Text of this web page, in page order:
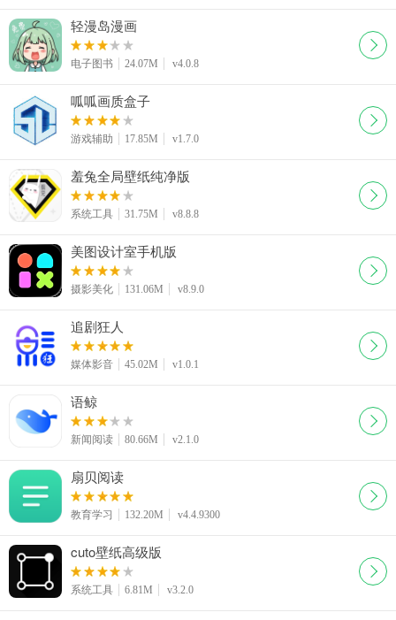
轻漫岛漫画
电子图书 24.07M v4.0.8
呱呱画质盒子
游戏辅助 17.85M v1.7.0
羞兔全局壁纸纯净版
系统工具 31.75M v8.8.8
美图设计室手机版
摄影美化 131.06M v8.9.0
追剧狂人
媒体影音 45.02M v1.0.1
语鲸
新闻阅读 80.66M v2.1.0
扇贝阅读
教育学习 132.20M v4.4.9300
cuto壁纸高级版
系统工具 6.81M v3.2.0